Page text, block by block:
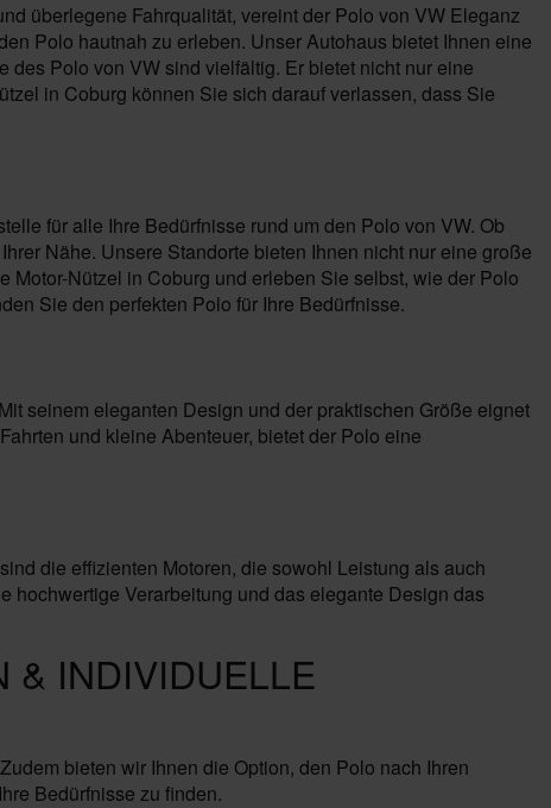
überlegene Fahrqualität, vereint der Polo von VW Eleganz
Polo hautnah zu erleben. Unser Autohaus bietet Ihnen eine
Polo von VW sind vielfältig. Er bietet nicht nur eine
in Coburg können Sie sich darauf verlassen, dass Sie
für alle Ihre Bedürfnisse rund um den Polo von VW. Ob
Nähe. Unsere Standorte bieten Ihnen nicht nur eine große
Nützel in Coburg und erleben Sie selbst, wie der Polo
Sie den perfekten Polo für Ihre Bedürfnisse.
seinem eleganten Design und der praktischen Größe eignet
und kleine Abenteuer, bietet der Polo eine
die effizienten Motoren, die sowohl Leistung als auch
hochwertige Verarbeitung und das elegante Design das
& INDIVIDUELLE
bieten wir Ihnen die Option, den Polo nach Ihren
Bedürfnisse zu finden.